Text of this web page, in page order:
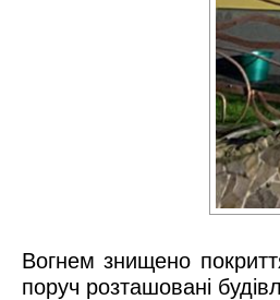
Вогнем знищено
поруч розташовані